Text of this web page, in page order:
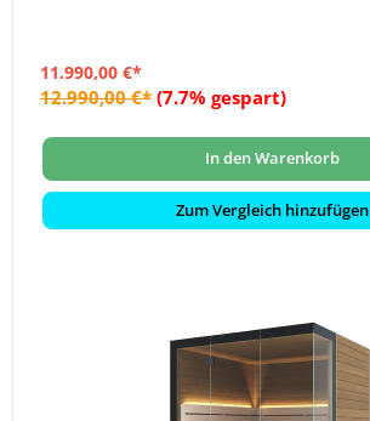
11.990,00 €*
12.990,00 €* (7.7% gespart)
In den Warenkorb
Zum Vergleich hinzufügen